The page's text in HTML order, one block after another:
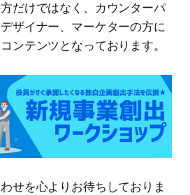
だけではなく、カウンターパ
ザイナー、マーケターの方に
ンテンツとなっております。
せを心よりお待ちしておりま